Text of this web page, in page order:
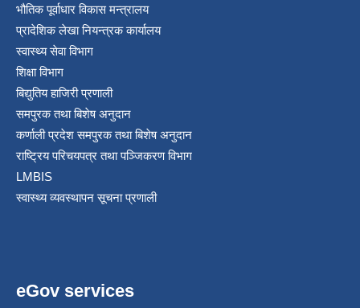
भौतिक पूर्वाधार विकास मन्त्रालय
प्रादेशिक लेखा नियन्त्रक कार्यालय
स्वास्थ्य सेवा विभाग
शिक्षा विभाग
बिद्युतिय हाजिरी प्रणाली
समपुरक तथा बिशेष अनुदान
कर्णाली प्रदेश समपुरक तथा बिशेष अनुदान
राष्ट्रिय परिचयपत्र तथा पञ्जिकरण विभाग
LMBIS
स्वास्थ्य व्यवस्थापन सूचना प्रणाली
eGov services